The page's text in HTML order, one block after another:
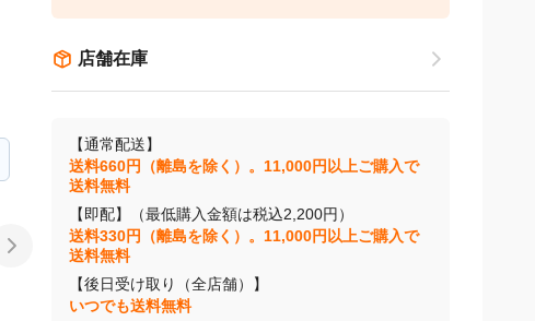
店舗在庫
【通常配送】
送料660円（離島を除く）。11,000円以上ご購入で
送料無料
【即配】（最低購入金額は税込2,200円）
送料330円（離島を除く）。11,000円以上ご購入で
送料無料
【後日受け取り（全店舗）】
いつでも送料無料